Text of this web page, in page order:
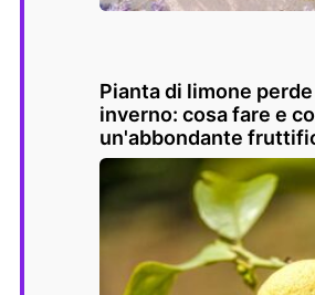
Pianta di limone
inverno: cosa fare e
un'abbondante